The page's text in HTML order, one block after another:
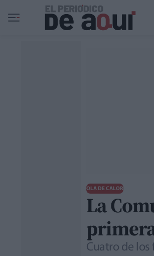
Ir al contenido principal
OLA DE CALOR
La
Cuatro de